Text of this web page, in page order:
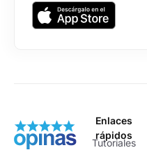
Enlaces
rápidos
Tutoriales